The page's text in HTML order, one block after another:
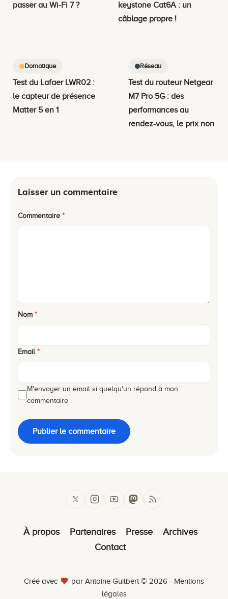
passer au Wi-Fi 7 ?
keystone Cat6A : un
câblage propre !
Domotique
Test du Lafaer LWR02 :
le capteur de présence
Matter 5 en 1
Réseau
Test du routeur Netgear
M7 Pro 5G : des
performances au
rendez-vous, le prix non
Laisser un commentaire
Commentaire *
Nom *
Email *
M'envoyer un email si quelqu'un répond à mon
commentaire
Publier le commentaire
À propos Partenaires Presse
Archives
Contact
Créé avec par Antoine Guilbert © 2026 - Mentions
légales